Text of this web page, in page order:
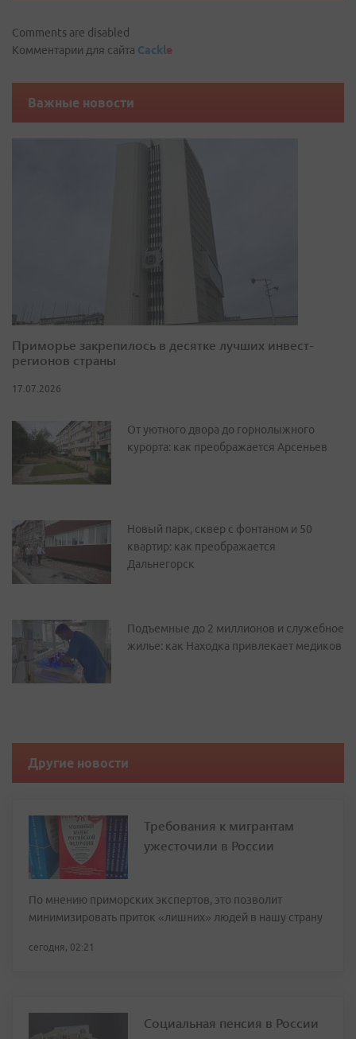
Comments are disabled
Комментарии для сайта Cackle
Важные новости
Приморье закрепилось в десятке лучших инвест-
регионов страны
17.07.2026
От уютного двора до горнолыжного
курорта: как преображается Арсеньев
Новый парк, сквер с фонтаном и 50
квартир: как преображается
Дальнегорск
Подъемные до 2 миллионов и служебное
жилье: как Находка привлекает медиков
Другие новости
Требования к мигрантам
ужесточили в России
По мнению приморских экспертов, это позволит
минимизировать приток «лишних» людей в нашу страну
сегодня, 02:21
Социальная пенсия в России